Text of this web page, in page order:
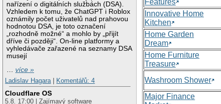
nařízení o digitálních službách (DSA).
Vzhledem k tomu, že ChatGPT i Roblox
oznámily počet uživatelů nad prahovou
hodnotou DSA, je toto označení
„rozhodně možné“ a mohlo by „přijít
dříve či později“. On-line platformy a
vyhledávače zařazené na seznamy DSA
musejí
…více »
Ladislav Hagara
Komentářů: 4
Cloudflare OS
5.8. 17:00 | Zajímavý software
Innovative Home
Kitchen
Home Garden
Dream
Home Furniture
Treasure
Washroom Shower
Major Finance